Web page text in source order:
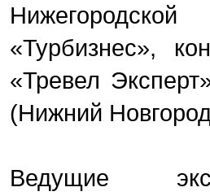
«Турбизнес»,
«Тревел
(Нижний
Ведущие